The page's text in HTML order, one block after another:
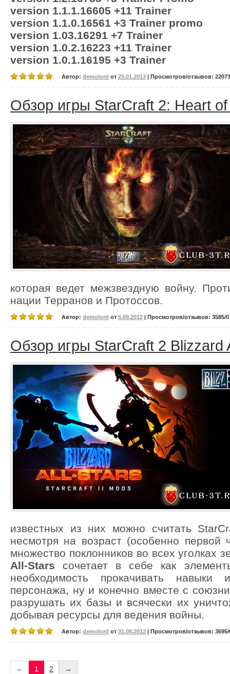
version 1.1.1.16605 +11 Trainer
version 1.1.0.16561 +3 Trainer promo
version 1.03.16291 +7 Trainer
version 1.0.2.16223 +11 Trainer
version 1.0.1.16195 +3 Trainer
Автор: demolord от 25.01.2013 | Просмотров/отзывов:
Обзор игры StarCraft 2: Heart
которая ведет межзвездную войну.
нации Терранов и Протоссов.
Автор: demolord от 5.09.2012 | Просмотров/отзывов: 3585/0
Обзор игры StarCraft 2 Blizzard
известных из них можно считать
несмотря на возраст (особенно
множество поклонников во всех уголках
All-Stars сочетает в себе как
необходимость прокачивать навыки
персонажа, ну и конечно вместе с
разрушать их базы и всячески их
добывая ресурсы для ведения войны.
Автор: demolord от 31.08.2012 | Просмотров/отзывов: 3695/
← 1 2 →